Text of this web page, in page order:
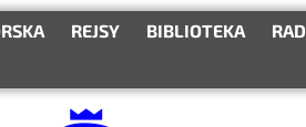
REJSY BIBLIOTEKA